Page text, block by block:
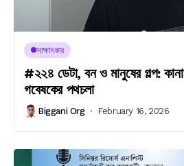
সাক্ষাৎকার
#২২৪ ডেটা, বন ও মানুষের গল্প:
গবেষকের পথচলা
Biggani Org February 16, 2026